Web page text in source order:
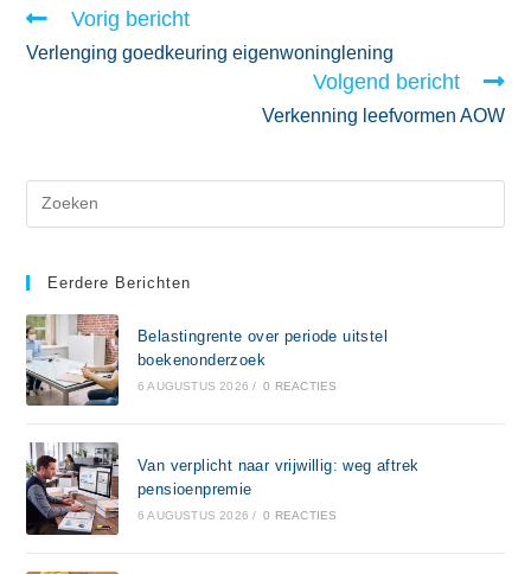
Vorig bericht
Verlenging goedkeuring eigenwoninglening
Volgend bericht
Verkenning leefvormen AOW
Eerdere Berichten
Belastingrente over periode uitstel
boekenonderzoek
6 AUGUSTUS 2026 / 0 REACTIES
Van verplicht naar vrijwillig: weg aftrek
pensioenpremie
6 AUGUSTUS 2026 / 0 REACTIES